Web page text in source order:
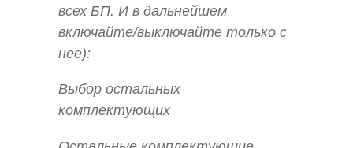
всех БП. И в дальнейшем
включайте/выключайте только с
нее):
Выбор остальных
комплектующих